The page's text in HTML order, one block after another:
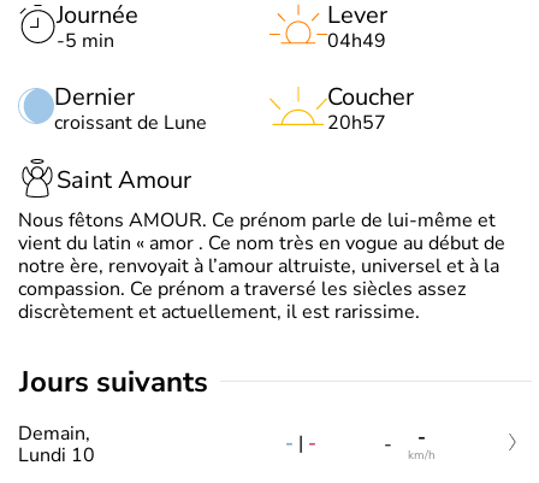
Journée
-5 min
Dernier
croissant de Lune
Lever
04h49
Coucher
20h57
Saint Amour
Nous fêtons AMOUR. Ce prénom parle de lui-même et
vient du latin « amor . Ce nom très en vogue au début de
notre ère, renvoyait à l’amour altruiste, universel et à la
compassion. Ce prénom a traversé les siècles assez
discrètement et actuellement, il est rarissime.
jours suivants
Demain,
Lundi 10
- | - - -
km/h